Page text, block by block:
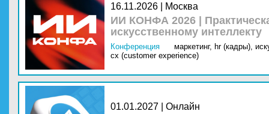
16.11.2026 | Москва
ИИ КОНФА 2026 |
искусственному интеллекту
Конференция маркетинг, hr (кадры),
cx (customer experience)
01.01.2027 | Онлайн